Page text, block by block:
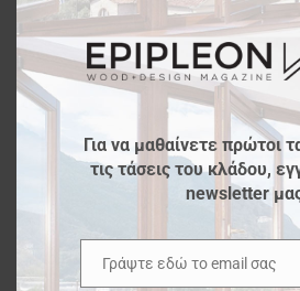
Salone del Mobile
Το EPIPLEON
Interzum 2023 |
Για να μαθαίνετε πρώτοι
τις τάσεις του κλάδου,
newsletter
Email
Γράψτε εδώ το email σας